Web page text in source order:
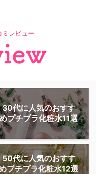
ミレビュー
30代に人気のおすす
めプチプラ化粧水11選
50代に人気のおすす
プチプラ化粧水12選